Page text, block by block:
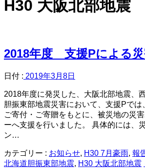
H30 大阪北部地震
2018年度 支援Pによる災
日付 : 2019年3月8日
2018年度に発災した、大阪北部地震、
胆振東部地震災害において、支援Pで
ご寄付・ご寄贈をもとに、被災地の災
ーへ支援を行いました。 具体的には、
ン…
カテゴリー : お知らせ, H30 7月豪雨, 報
北海道胆振東部地震, H30 大阪北部地震